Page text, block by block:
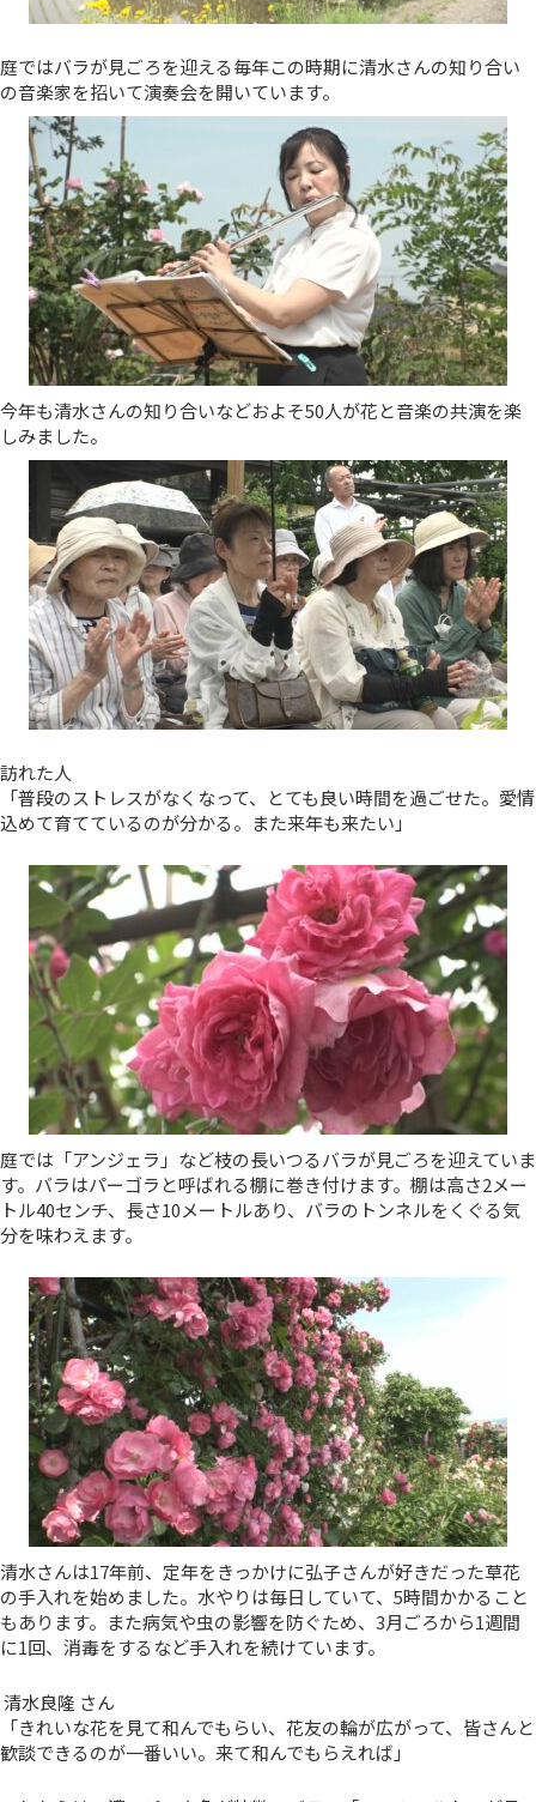
庭ではバラが見ごろを迎える毎年この時期に清水さんの知り合い
の音楽家を招いて演奏会を開いています。
今年も清水さんの知り合いなどおよそ50人が花と音楽の共演を楽
しみました。
訪れた人
「普段のストレスがなくなって、とても良い時間を過ごせた。愛情
込めて育てているのが分かる。また来年も来たい」
庭では「アンジェラ」など枝の長いつるバラが見ごろを迎えていま
す。バラはパーゴラと呼ばれる棚に巻き付けます。棚は高さ2メー
トル40センチ、長さ10メートルあり、バラのトンネルをくぐる気
分を味わえます。
清水さんは17年前、定年をきっかけに弘子さんが好きだった草花
の手入れを始めました。水やりは毎日していて、5時間かかること
もあります。また病気や虫の影響を防ぐため、3月ごろから1週間
に1回、消毒をするなど手入れを続けています。
清水良隆 さん
「きれいな花を見て和んでもらい、花友の輪が広がって、皆さんと
歓談できるのが一番いい。来て和んでもらえれば」